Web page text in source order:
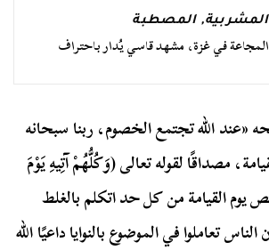
المشربية,المصطبة
المجاعة في غزة، مشهد قاسي يُدار باحتراف
«عند الله تجتمع الخصوم، ربنا سبحانه
مصداقًا لقوله تعالى (وَكُلُّهُمْ آتِيهِ يَوْمَ
يوم القيامة من كل حد اتكلم بالغلط
تعاملوا في الموضوع بالنوايا داعيًا الله